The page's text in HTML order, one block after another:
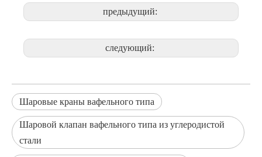
дизайна
резьбовым или сквозным.
3) Дополнительный O-порт, V-порт,
изогнутый порт, прямоугольный порт
устройство
5) Дизайн по требованию заказчика.
предыдущий:
следующий:
Шаровые краны вафельного типа
Шаровой клапан вафельного типа из углеродистой
стали